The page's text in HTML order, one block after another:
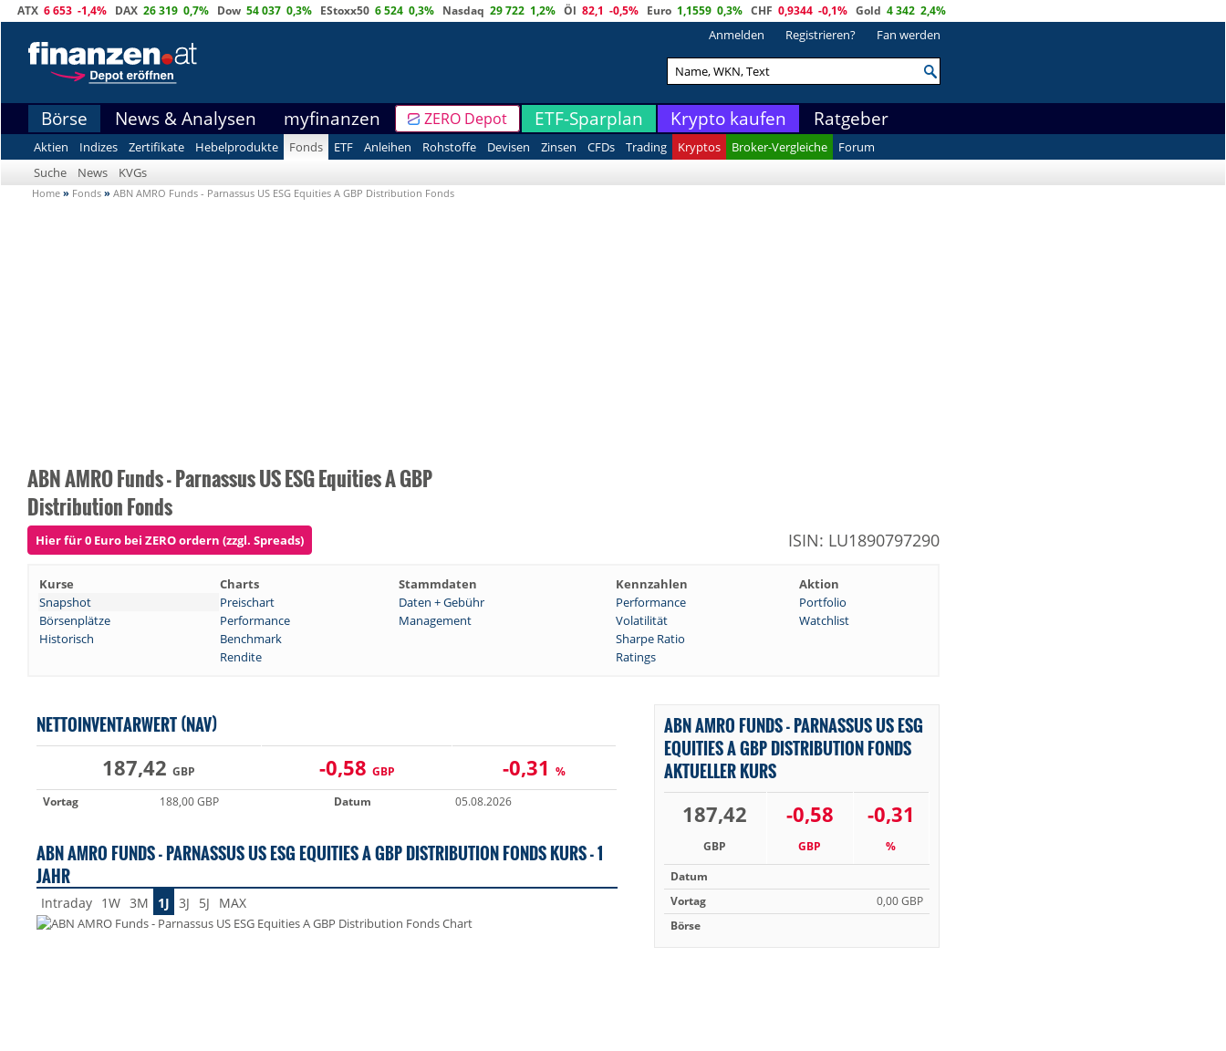
ATX 6 653 -1,4% DAX 26 319 0,7% Dow 54 037 0,3% EStoxx50 6 524 0,3% Nasdaq 29 722 1,2% Öl 82,1 -0,5% Euro 1,1559 0,3% CHF 0,9344 -0,1% Gold 4 342 2,4%
Anmelden Registrieren? Fan werden
Börse News & Analysen myfinanzen ZERO Depot ETF-Sparplan Krypto kaufen Ratgeber
Aktien Indizes Zertifikate Hebelprodukte Fonds ETF Anleihen Rohstoffe Devisen Zinsen CFDs Trading Kryptos Broker-Vergleiche
Forum
Suche
News KVGs
Home » Fonds » ABN AMRO Funds - Parnassus US ESG Equities A GBP Distribution Fonds
ABN AMRO Funds - Parnassus US ESG Equities A GBP
Distribution Fonds
Hier für 0 Euro bei ZERO ordern (zzgl. Spreads) ISIN: LU1890797290
Kurse Charts Stammdaten Kennzahlen
Aktion
Snapshot
Preischart Daten + Gebühr Performance
Portfolio
Börsenplätze
Performance Management Volatilität
Watchlist
Historisch
Benchmark
Sharpe Ratio
Rendite
Ratings
NETTOINVENTARWERT (NAV)
187,42 GBP -0,58 GBP -0,31 %
Vortag
188,00 GBP Datum 05.08.2026
ABN AMRO FUNDS - PARNASSUS US ESG EQUITIES A GBP DISTRIBUTION FONDS KURS - 1
JAHR
Intraday 1W 3M 1J 3J 5J MAX
ABN AMRO FUNDS - PARNASSUS US ESG
EQUITIES A GBP DISTRIBUTION FONDS
AKTUELLER KURS
187,42
GBP
-0,58
GBP
-0,31
%
Datum
Vortag
0,00 GBP
Börse